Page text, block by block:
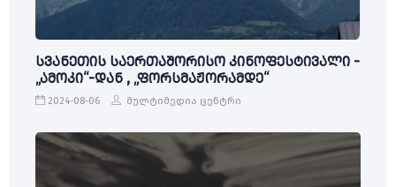
სვანეთის საერთაშორისო კინოფესტივალი -
„ამოკი“-დან , „ფორსმაჟორამდე“
2024-08-06 მულტიმედია ცენტრი